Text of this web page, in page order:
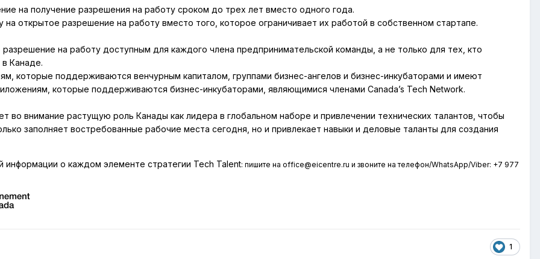
на получение разрешения на работу сроком до трех лет вместо одного года.
на открытое разрешение на работу вместо того, которое ограничивает их работой в собственном стартапе.
на работу доступным для каждого члена предпринимательской команды, а не только для тех, кто
Канаде.
которые поддерживаются венчурным капиталом, группами бизнес-ангелов и бизнес-инкубаторами и имеют
которые поддерживаются бизнес-инкубаторами, являющимися членами Canada’s Tech Network.
во внимание растущую роль Канады как лидера в глобальном наборе и привлечении технических талантов, чтобы
заполняет востребованные рабочие места сегодня, но и привлекает навыки и деловые таланты для создания
о каждом элементе стратегии Tech Talent: пишите на office@eicentre.ru и звоните на телефон/WhatsApp/Viber: +7 977
1